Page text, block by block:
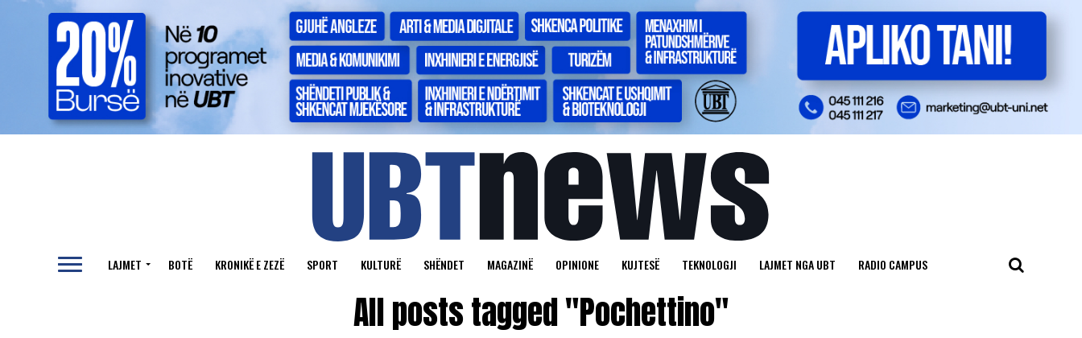
LAJMET BOTË KRONIKË E ZEZË SPORT KULTURË SHËNDET MAGAZINË OPINIONE KUJTESË TEKNOLOGJI LAJMET NGA UBT RADIO CAMPUS
All posts tagged "Pochettino"